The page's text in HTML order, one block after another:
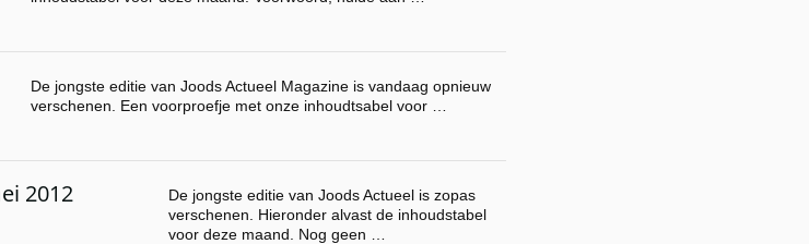
De jongste editie van Joods Actueel Magazine is vandaag opnieuw
verschenen. Een voorproefje met onze inhoudtsabel voor …
2012
De jongste editie van Joods Actueel is zopas
verschenen. Hieronder alvast de inhoudstabel
voor deze maand. Nog geen …